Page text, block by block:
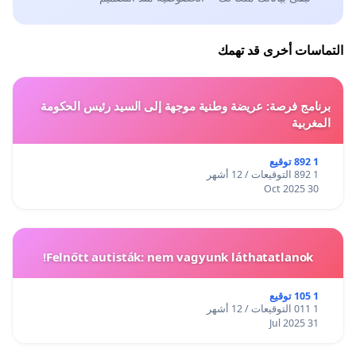
السلام لكم
ــــــــــــــــــــــ
(*) ـ يرجىالضغط هنــــالمشاهدة تصريحات الأم "بيلاجيا سياف".
الموقعون :
التماسات أخرى قد تهمك
برنامج فرصة: عريضة وطنية موجهة إلى السيد رئيس الحكومة
المغربية
1 892 توقيع
1 892 التوقيعات / 12 أشهر
30 Oct 2025
Felnőtt autisták: nem vagyunk láthatatlanok!
1 105 توقيع
1 011 التوقيعات / 12 أشهر
31 Jul 2025